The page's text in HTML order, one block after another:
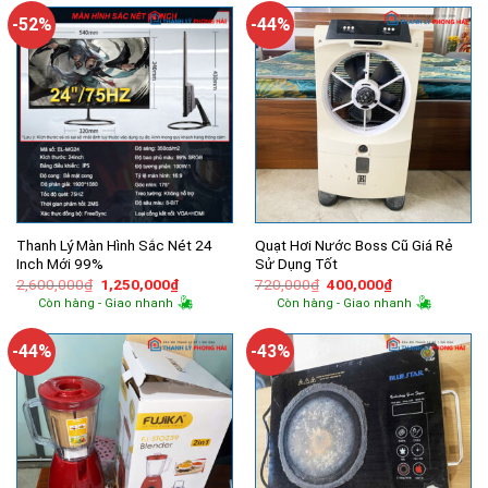
1,000,000₫.
720,000₫.
-52%
Thanh Lý Màn Hình Sắc Nét 24
Inch Mới 99%
2,600,000₫ Giá
gốc
là:
1,250,000₫Giá
hiện
tại
1,250,000₫.
Còn hàng - Giao nhanh
-44%
Quạt Hơi Nước Boss Cũ Giá Rẻ
Sử Dụng Tốt
720,000₫ Giá
gốc
là:
400,000₫Giá
hiện
tại
400,000₫.
Còn hàng - Giao nhanh
-44% -43%